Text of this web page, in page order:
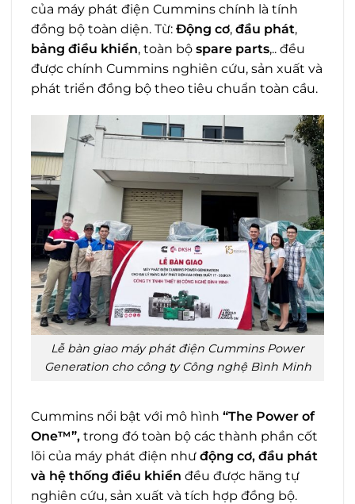
của máy phát điện Cummins chính là tính
đồng bộ toàn diện. Từ: Động cơ, đầu phát,
bảng điều khiển, toàn bộ spare parts,.. đều
được chính Cummins nghiên cứu, sản xuất và
phát triển đồng bộ theo tiêu chuẩn toàn cầu.
Lễ bàn giao máy phát điện Cummins Power
Generation cho công ty Công nghệ Bình Minh
Cummins nổi bật với mô hình “The Power of
One™”, trong đó toàn bộ các thành phần cốt
lõi của máy phát điện như động cơ, đầu phát
và hệ thống điều khiển đều được hãng tự
nghiên cứu, sản xuất và tích hợp đồng bộ.